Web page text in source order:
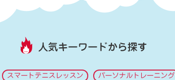
人気キーワードから探す
スマートテニスレッスン パーソナルトレーニング